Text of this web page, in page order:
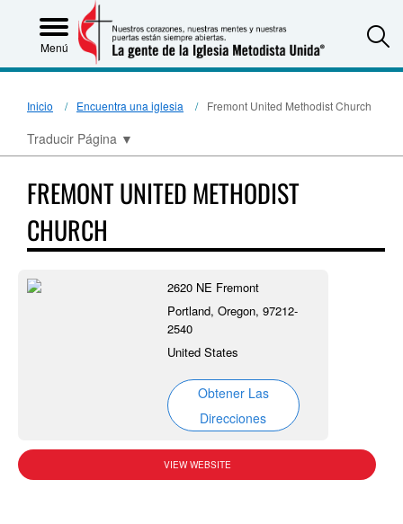
Menú
Inicio Encuentra una iglesia Fremont United Methodist Church
Traducir Página ▼
FREMONT UNITED METHODIST
CHURCH
2620 NE Fremont
Portland, Oregon, 97212-
2540
United States
Obtener Las
Direcciones
VIEW WEBSITE